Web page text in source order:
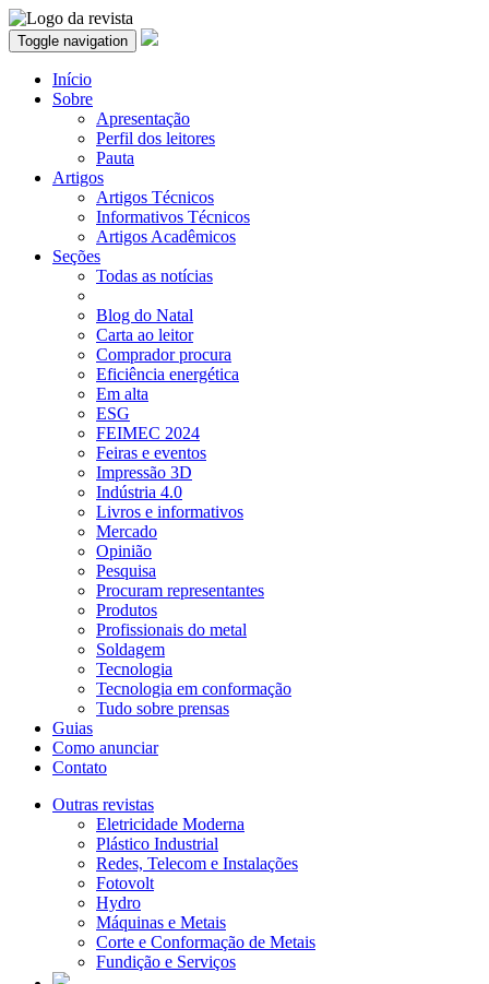
Toggle navigation
Início
Sobre
Apresentação
Perfil dos leitores
Pauta
Artigos
Artigos Técnicos
Informativos Técnicos
Artigos Acadêmicos
Seções
Todas as notícias
Blog do Natal
Carta ao leitor
Comprador procura
Eficiência energética
Em alta
ESG
FEIMEC 2024
Feiras e eventos
Impressão 3D
Indústria 4.0
Livros e informativos
Mercado
Opinião
Pesquisa
Procuram representantes
Produtos
Profissionais do metal
Soldagem
Tecnologia
Tecnologia em conformação
Tudo sobre prensas
Guias
Como anunciar
Contato
Outras revistas
Eletricidade Moderna
Plástico Industrial
Redes, Telecom e Instalações
Fotovolt
Hydro
Máquinas e Metais
Corte e Conformação de Metais
Fundição e Serviços